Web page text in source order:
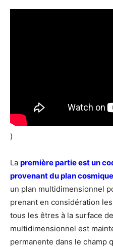
)
La première partie est un
provenant du plan
un plan multidimensionnel
prenant en considération
tous les êtres à la surface
multidimensionnel est
permanente dans le champ